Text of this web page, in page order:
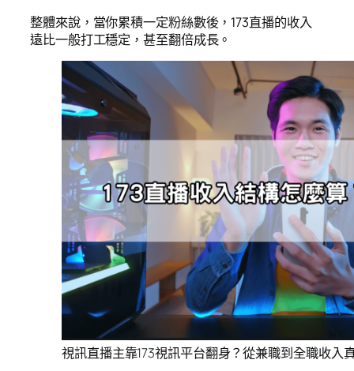
整體來說，當你累積一定粉絲數後，173直播的收入
遠比一般打工穩定，甚至翻倍成長。
視訊直播主靠173視訊平台翻身？從兼職到全職收入